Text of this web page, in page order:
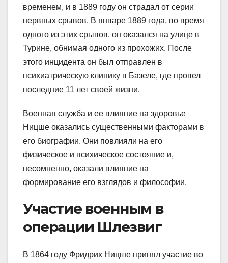
временем, и в 1889 году он страдал от серии
нервных срывов. В январе 1889 года, во время
одного из этих срывов, он оказался на улице в
Турине, обнимая одного из прохожих. После
этого инцидента он был отправлен в
психиатрическую клинику в Базеле, где провел
последние 11 лет своей жизни.
Военная служба и ее влияние на здоровье
Ницше оказались существенными факторами в
его биографии. Они повлияли на его
физическое и психическое состояние и,
несомненно, оказали влияние на
формирование его взглядов и философии.
Участие военным в
операции Шлезвиг
В 1864 году Фридрих Ницше принял участие во